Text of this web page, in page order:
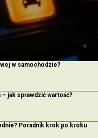
w samochodzie?
jak sprawdzić wartość?
Poradnik krok po kroku